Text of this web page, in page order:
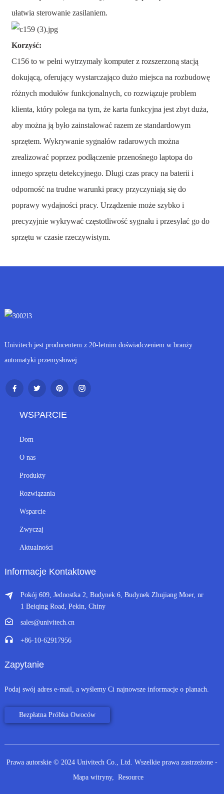
ułatwia sterowanie zasilaniem.
Korzyść:
C156 to w pełni wytrzymały komputer z rozszerzoną stacją
dokującą, oferujący wystarczająco dużo miejsca na rozbudowę
różnych modułów funkcjonalnych, co rozwiązuje problem
klienta, który polega na tym, że karta funkcyjna jest zbyt duża,
aby można ją było zainstalować razem ze standardowym
sprzętem. Wykrywanie sygnałów radarowych można
zrealizować poprzez podłączenie przenośnego laptopa do
innego sprzętu detekcyjnego. Długi czas pracy na baterii i
odporność na trudne warunki pracy przyczyniają się do
poprawy wydajności pracy. Urządzenie może szybko i
precyzyjnie wykrywać częstotliwość sygnału i przesyłać go do
sprzętu w czasie rzeczywistym.
Univitech jest producentem z 20-letnim doświadczeniem w branży
automatyki przemysłowej.
WSPARCIE
Dom
O nas
Produkty
Rozwiązania
Wsparcie
Zwyczaj
Aktualności
Informacje Kontaktowe
Pokój 609, Jednostka 2, Budynek 6, Budynek Zhujiang Moer, nr
1 Beiqing Road, Pekin, Chiny
sales@univitech.cn
+86-10-62917956
Zapytanie
Podaj swój adres e-mail, a wyślemy Ci najnowsze informacje o planach.
Bezpłatna Próbka Owoców
Prawa autorskie © 2024 Univitech Co., Ltd. Wszelkie prawa zastrzeżone-
Mapa witryny, Resource